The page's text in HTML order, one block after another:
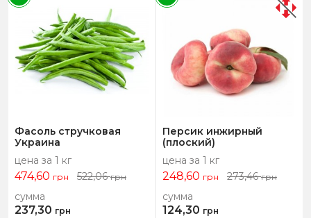
Фасоль стручковая
Украина
цена за 1 кг
474,60 грн 522,06грн
сумма
237,30 грн
Персик инжирный
(плоский)
цена за 1 кг
248,60 грн 273,46грн
сумма
124,30 грн